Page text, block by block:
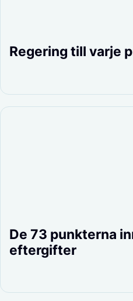
Regering till varje
De 73 punkterna
eftergifter